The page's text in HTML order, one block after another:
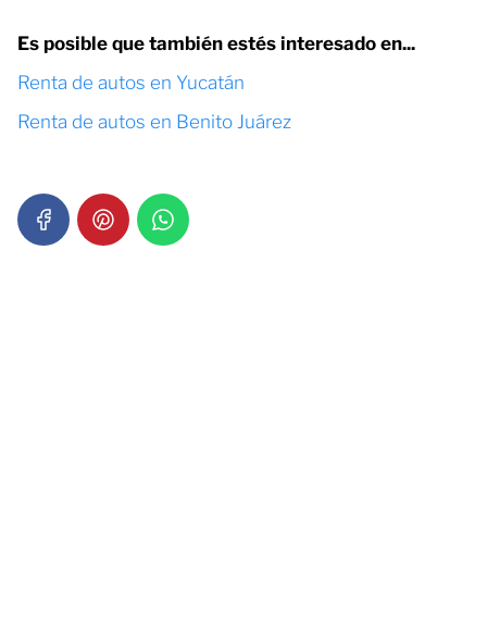
Es posible que también estés interesado en...
Renta de autos en Yucatán
Renta de autos en Benito Juárez